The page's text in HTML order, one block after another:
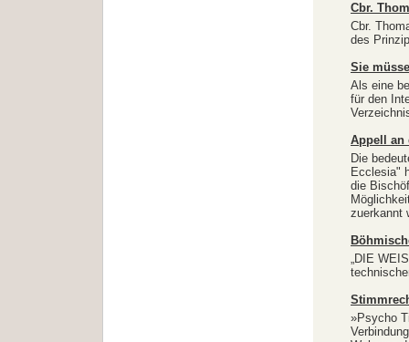
Cbr.
Cbr.
des
Sie
Als eine
für den
Appell an
Die
Ecclesia"
die
zuerkannt
„DIE
»Psycho